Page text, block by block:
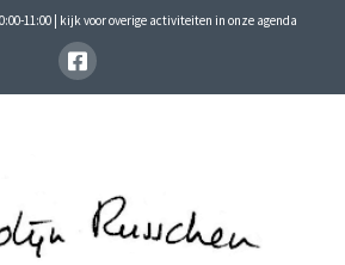
11:00 | kijk voor overige activiteiten in onze agenda